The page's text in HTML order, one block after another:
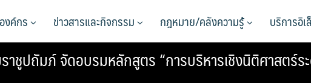
งค์กร ข่าวสารและกิจกรรม กฎหมาย/คลังความรู้ บริการอิ
ชูปถัมภ์ จัดอบรมหลักสูตร “การบริหารเชิงนิติศาสตร์